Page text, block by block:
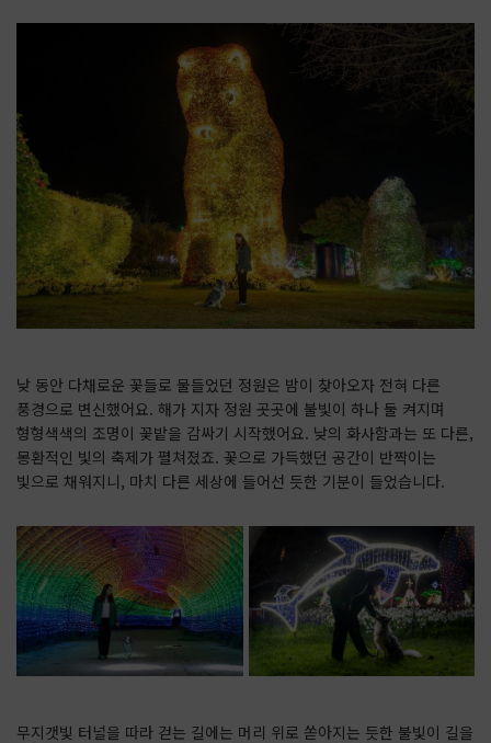
낮 동안 다채로운 꽃들로 물들었던 정원은 밤이 찾아오자 전혀 다른
풍경으로 변신했어요. 해가 지자 정원 곳곳에 불빛이 하나 둘 켜지며
형형색색의 조명이 꽃밭을 감싸기 시작했어요. 낮의 화사함과는 또 다른,
몽환적인 빛의 축제가 펼쳐졌죠. 꽃으로 가득했던 공간이 반짝이는
빛으로 채워지니, 마치 다른 세상에 들어선 듯한 기분이 들었습니다.
무지갯빛 터널을 따라 걷는 길에는 머리 위로 쏟아지는 듯한 불빛이 길을